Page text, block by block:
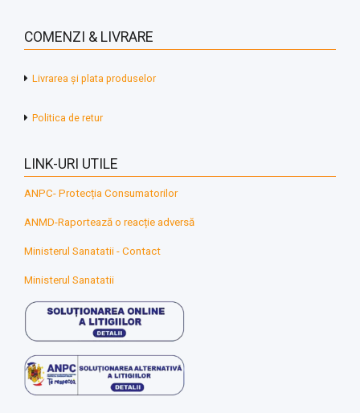
COMENZI & LIVRARE
Livrarea și plata produselor
Politica de retur
LINK-URI UTILE
ANPC- Protecția Consumatorilor
ANMD-Raportează o reacție adversă
Ministerul Sanatatii - Contact
Ministerul Sanatatii